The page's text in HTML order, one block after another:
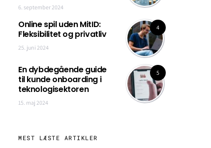
6. september 2024
4
Online spil uden MitID:
Fleksibilitet og privatliv
25. juni 2024
5
En dybdegående guide
til kunde onboarding i
teknologisektoren
15. maj 2024
MEST LÆSTE ARTIKLER